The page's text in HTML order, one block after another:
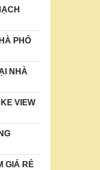
PHỐ
NHÀ
VIEW
GIÁ RẺ